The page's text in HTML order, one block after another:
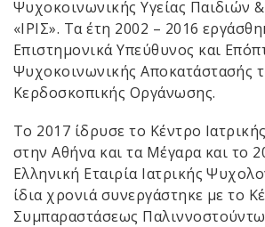
Ψυχοκοινωνικής Υγείας Παιδιών
«ΙΡΙΣ». Τα έτη 2002 – 2016
Επιστημονικά Υπεύθυνος και
Ψυχοκοινωνικής Αποκατάστασής
Κερδοσκοπικής Οργάνωσης.
Το 2017 ίδρυσε το Κέντρο
στην Αθήνα και τα Μέγαρα και το
Ελληνική Εταιρία Ιατρικής
ίδια χρονιά συνεργάστηκε με το
Συμπαραστάσεως